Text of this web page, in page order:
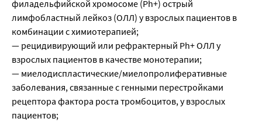
филадельфийской хромосоме (Ph+) острый
лимфобластный лейкоз (ОЛЛ) у взрослых пациентов в
комбинации с химиотерапией;
— рецидивирующий или рефрактерный Ph+ ОЛЛ у
взрослых пациентов в качестве монотерапии;
— миелодиспластические/миелопролиферативные
заболевания, связанные с генными перестройками
рецептора фактора роста тромбоцитов, у взрослых
пациентов;